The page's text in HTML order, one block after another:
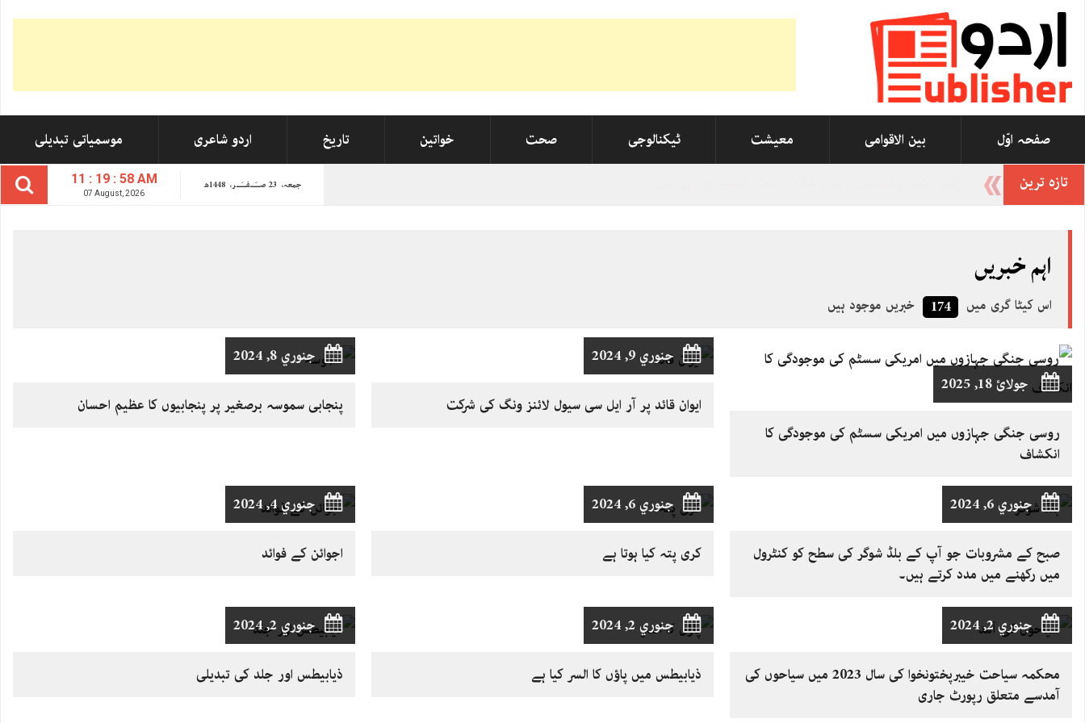
صفحہ اوّل بین الاقوامی معیشت ٹیکنالوجی صحت خواتین تاریخ اردو شاعری موسمیاتی تبدیلی
11 : 19 : 59 AM
07 August, 2026
جمعہ، 23 صــَــفــَــر، 1448ھ تازہ ترین
اہم خبریں
اس کیٹا گری میں 174 خبریں موجود ہیں
جولائ 18, 2025
روسی جنگی جہازوں میں امریکی سسٹم کی موجودگی کا
انکشاف
جنوري 9, 2024
ایوان قائد پر آر ایل سی سیول لائنز ونگ کی شرکت
جنوري 8, 2024
پنجابی سموسہ برصغیر پر پنجابیوں کا عظیم احسان
جنوري 6, 2024
صبح کے مشروبات جو آپ کے بلڈ شوگر کی سطح کو کنٹرول
میں رکھنے میں مدد کرتے ہیں۔
جنوري 6, 2024
کری پتہ کیا ہوتا ہے
جنوري 4, 2024
اجوائن کے فوائد
جنوري 2, 2024
محکمہ سیاحت خیبرپختونخوا کی سال 2023 میں سیاحوں کی
آمدسے متعلق رپورٹ جاری
جنوري 2, 2024
ذیابیطس میں پاؤں کا السر کیا ہے
جنوري 2, 2024
ذیابیطس اور جلد کی تبدیلی